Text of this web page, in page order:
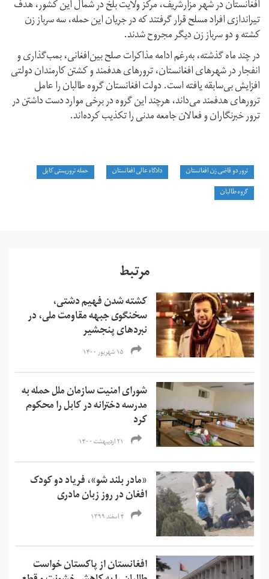
افغانستان در شهر مزارشریف، مرکز ولایت بلخ در شمال این کشور، هدف
تیراندازی افراد مسلح قرار گرفتند که در جریان این حمله، سه سرباز زن
کشته و دو سرباز زن دیگر مجروح شدند.
در چند ماه گذشته، به‌رغم ادامه مذاکرات صلح بین‌افغانی، بمب‌گذاری و
انفجار در شهرهای افغانستان، ترورهای هدفمند و کشتن کارمندان دولتی
افزایش بی‌سابقه یافته است. دولت افغانستان گروه طالبان را عامل
ترورهای هدفمند می‌داند، هرچند این گروه در برخی موارد دست داشتن در
ترور خبرنگاران و فعالان جامعه مدنی را تکذیب کرده‌اند.
ترور دو قاضی زن افغانستان دادگاه عالی افغانستان
حمله تروریستی کابل
گروه طالبان
مرتبط
کشته شدن فهیم دشتی،
سخنگوی جبهه مقاومت ملی، در
نبردهای پنجشیر
۱۵ شهریور ۱۴۰۰
شورای امنیت سازمان ملل حمله به
مدرسه دخترانه در کابل را محکوم
کرد
۲۱ اردیبهشت ۱۴۰۰
«مادر بلند شو»، فریاد دو کودک
افغان در روز زبان مادری
۴ اسفند ۱۳۹۹
افغانستان از پاکستان خواست